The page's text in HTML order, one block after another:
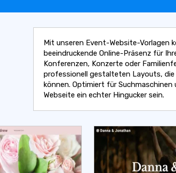
Mit unseren Event-Website-Vorlagen
beeindruckende Online-Präsenz für
Konferenzen, Konzerte oder
professionell gestalteten Layouts,
können. Optimiert für
Webseite ein echter Hingucker sein.